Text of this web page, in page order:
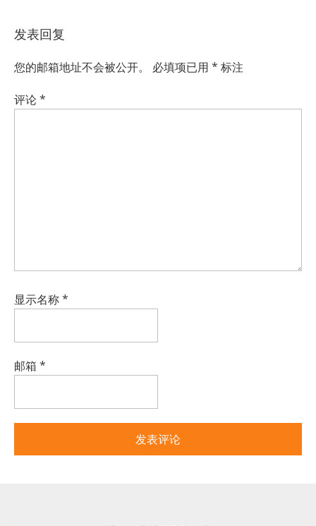
发表回复
您的邮箱地址不会被公开。 必填项已用 * 标注
评论*
显示名称*
邮箱 *